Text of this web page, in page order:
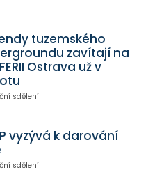
tuzemského
zavítají na
Ostrava už v
sdělení
vyzývá k darování
sdělení